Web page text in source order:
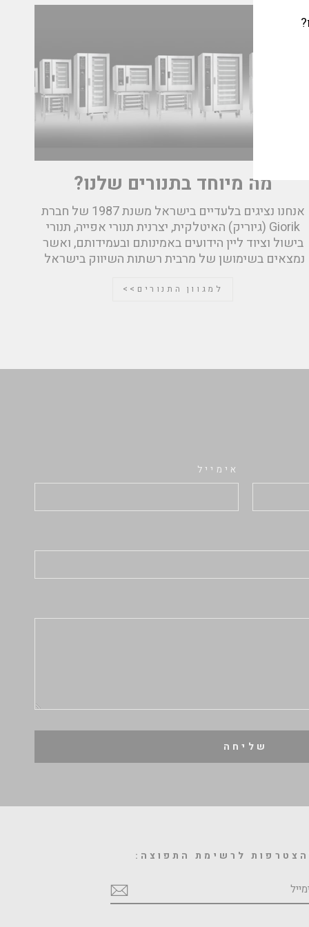
מה מיוחד בתנורים שלנו?
אנחנו נציגים בלעדיים בישראל משנת 1987 של חברת
Giorik (גיוריק) האיטלקית, יצרנית תנורי אפייה, תנורי
בישול וציוד ליין הידועים באמינותם ובעמידותם, ואשר
נמצאים בשימושן של מרבית רשתות השיווק בישראל
למגוון התנורים>>
אימייל
שליחה
לרשימת התפוצה: